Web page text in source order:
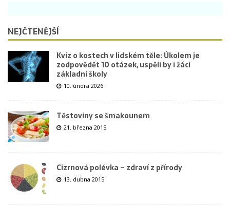
NEJČTENĚJŠÍ
Kvíz o kostech v lidském těle: Úkolem je
zodpovědět 10 otázek, uspěli by i žáci
základní školy
10. února 2026
Těstoviny se šmakounem
21. března 2015
Cizrnová polévka – zdraví z přírody
13. dubna 2015